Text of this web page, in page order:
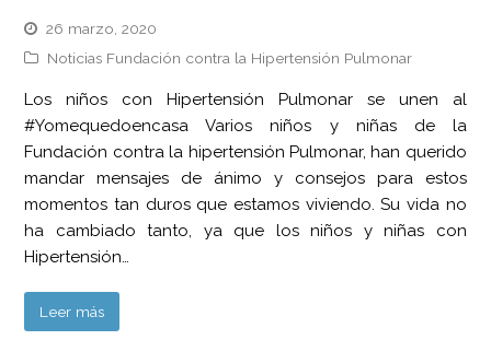
26 marzo, 2020
Noticias Fundación contra la Hipertensión Pulmonar
Los niños con Hipertensión Pulmonar se unen al
#Yomequedoencasa Varios niños y niñas de la
Fundación contra la hipertensión Pulmonar, han querido
mandar mensajes de ánimo y consejos para estos
momentos tan duros que estamos viviendo. Su vida no
ha cambiado tanto, ya que los niños y niñas con
Hipertensión…
Leer más